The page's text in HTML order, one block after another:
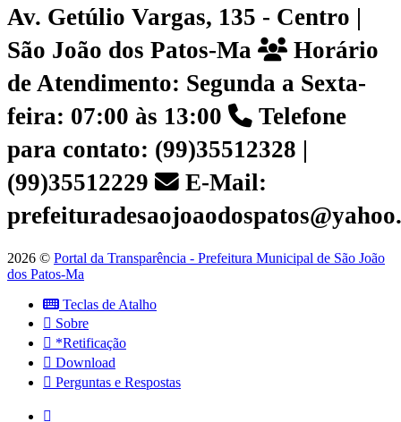
Av. Getúlio Vargas, 135 - Centro |
São João dos Patos-Ma
Horário
de Atendimento: Segunda a Sexta-
feira: 07:00 às 13:00
Telefone
para contato: (99)35512328 |
(99)35512229
E-Mail:
2026 © Portal da Transparência - Prefeitura Municipal de São João
dos Patos-Ma
Teclas de Atalho
Sobre
*Retificação
Download
Perguntas e Respostas